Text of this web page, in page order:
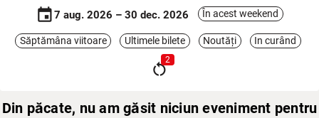
event7 aug. 2026 – 30 dec. 2026 În acest weekend
Săptămâna viitoare Ultimele bilete Noutăți In curând
restart_alt
2
Din păcate, nu am găsit niciun eveniment pentru